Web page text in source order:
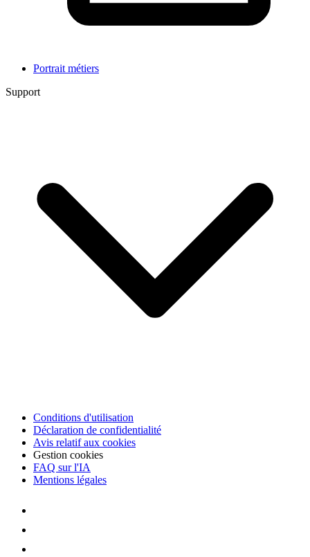
Portrait métiers
Support
Conditions d'utilisation
Déclaration de confidentialité
Avis relatif aux cookies
Gestion cookies
FAQ sur l'IA
Mentions légales